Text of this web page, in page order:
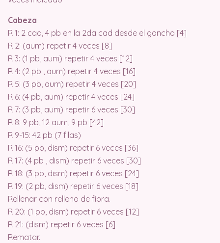
Cabeza
R 1: 2 cad, 4 pb en la 2da cad desde el gancho [4]
R 2: (aum) repetir 4 veces [8]
R 3: (1 pb, aum) repetir 4 veces [12]
R 4: (2 pb , aum) repetir 4 veces [16]
R 5: (3 pb, aum) repetir 4 veces [20]
R 6: (4 pb, aum) repetir 4 veces [24]
R 7: (3 pb, aum) repetir 6 veces [30]
R 8: 9 pb, 12 aum, 9 pb [42]
R 9-15: 42 pb (7 filas)
R 16: (5 pb, dism) repetir 6 veces [36]
R 17: (4 pb , dism) repetir 6 veces [30]
R 18: (3 pb, dism) repetir 6 veces [24]
R 19: (2 pb, dism) repetir 6 veces [18]
Rellenar con relleno de fibra.
R 20: (1 pb, dism) repetir 6 veces [12]
R 21: (dism) repetir 6 veces [6]
Rematar.